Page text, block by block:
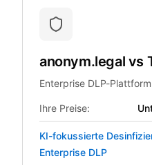
anonym.legal vs
Enterprise DLP-
Ihre Preise:
KI-fokussierte
Enterprise DLP